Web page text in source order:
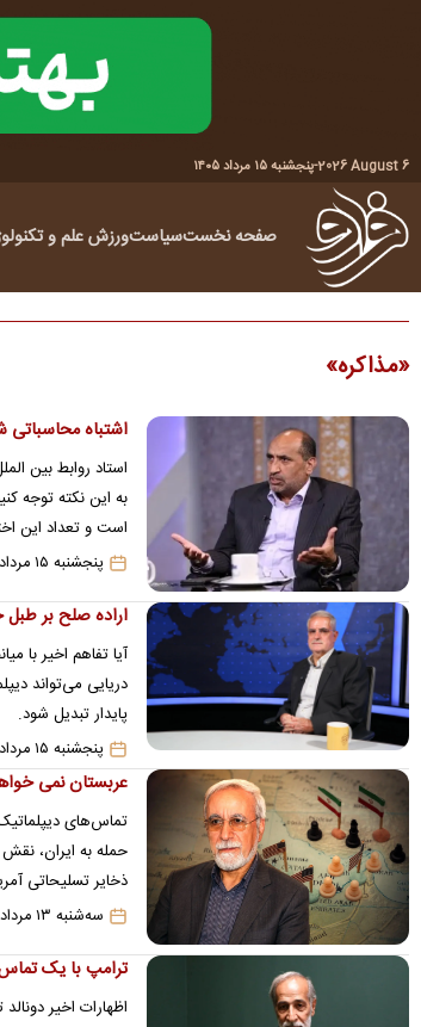
2026 August 6
-پنجشنبه ۱۵ مرداد ۱۴۰۵
صفحه نخستسیاستورزشعلم و
مذاکره
اشتباه
استاد روابط بین
به این نکته توجه
است و تعداد این
پنجشنبه ۱۵ مرداد ۱۴۰۵
اراده صلح بر
آیا تفاهم اخیر
دریایی می‌تواند
پایدار تبدیل شود.
پنجشنبه ۱۵ مرداد ۱۴۰۵
عربستان نمی
تماس‌های
حمله به ایران،
ذخایر تسلیحاتی
سه‌شنبه ۱۳ مرداد ۱۴۰۵
ترامپ با یک
اظهارات اخیر